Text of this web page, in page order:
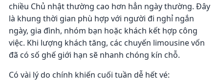
chiều Chủ nhật thường cao hơn hẳn ngày thường. Đây
là khung thời gian phù hợp với người đi nghỉ ngắn
ngày, gia đình, nhóm bạn hoặc khách kết hợp công
việc. Khi lượng khách tăng, các chuyến limousine vốn
đã có số ghế giới hạn sẽ nhanh chóng kín chỗ.
Có vài lý do chính khiến cuối tuần dễ hết vé: